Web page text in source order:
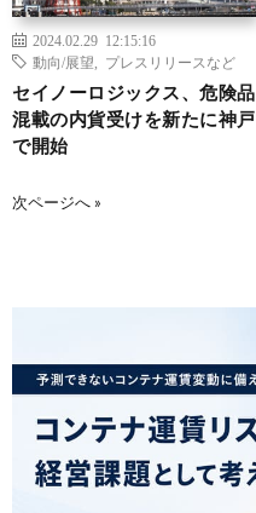
2024.02.29 12:15:16
動向/展望
プレスリリースなど
セイノーロジックス、危険品
混載の内貨受けを新たに神戸
で開始
次ページへ »